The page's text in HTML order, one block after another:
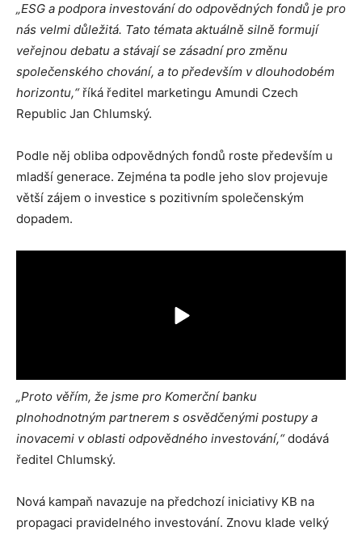
„ESG a podpora investování do odpovědných fondů je pro
nás velmi důležitá. Tato témata aktuálně silně formují
veřejnou debatu a stávají se zásadní pro změnu
společenského chování, a to především v dlouhodobém
horizontu,“ říká ředitel marketingu Amundi Czech
Republic Jan Chlumský.
Podle něj obliba odpovědných fondů roste především u
mladší generace. Zejména ta podle jeho slov projevuje
větší zájem o investice s pozitivním společenským
dopadem.
„Proto věřím, že jsme pro Komerční banku
plnohodnotným partnerem s osvědčenými postupy a
inovacemi v oblasti odpovědného investování,“dodává
ředitel Chlumský.
Nová kampaň navazuje na předchozí iniciativy KB na
propagaci pravidelného investování. Znovu klade velký